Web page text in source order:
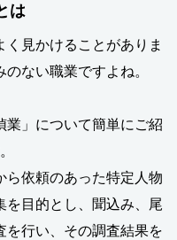
は
く見かけることがありま
ない職業ですよね。
業」について簡単にご紹
ら依頼のあった特定人物
を目的とし、聞込み、尾
を行い、その調査結果を